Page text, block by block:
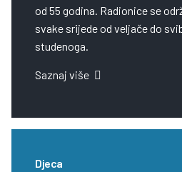
od 55 godina. Radionice se
svake srijede od veljače do
studenoga.
Saznaj više
Djeca